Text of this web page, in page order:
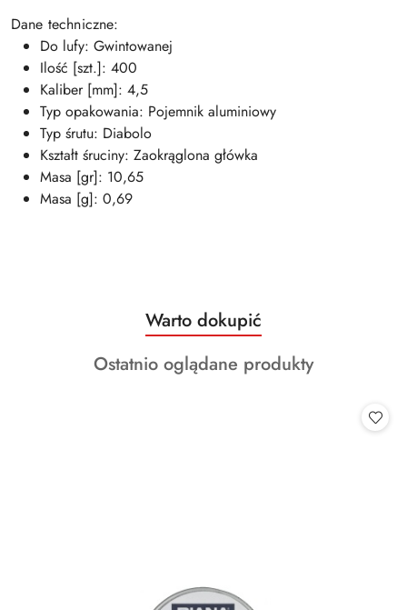
Dane techniczne:
Do lufy: Gwintowanej
Ilość [szt.]: 400
Kaliber [mm]: 4,5
Typ opakowania: Pojemnik aluminiowy
Typ śrutu: Diabolo
Kształt śruciny: Zaokrąglona główka
Masa [gr]: 10,65
Masa [g]: 0,69
Pomiń karuzelę produktów
Produkty
o
statusie:
Warto dokupić
Produkty
Ostatnio oglądane produkty